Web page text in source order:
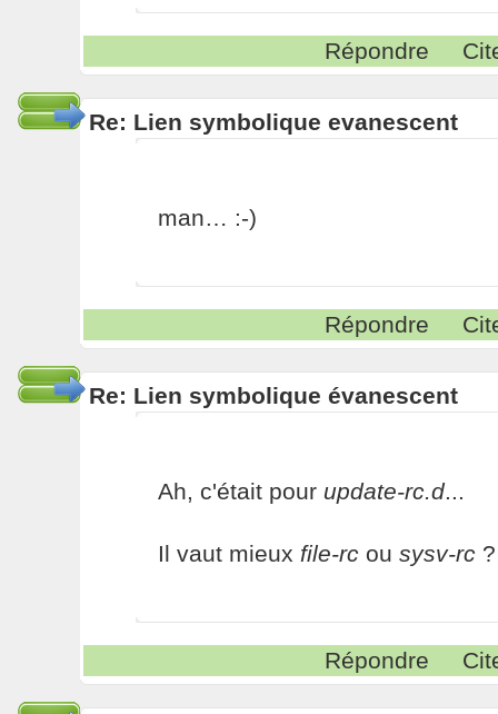
Répondre
Re: Lien symbolique evanescent
man… :-)
Répondre
Re: Lien symbolique évanescent
Ah, c'était pour update-rc.d...
Il vaut mieux file-rcou sysv-rc?
Répondre